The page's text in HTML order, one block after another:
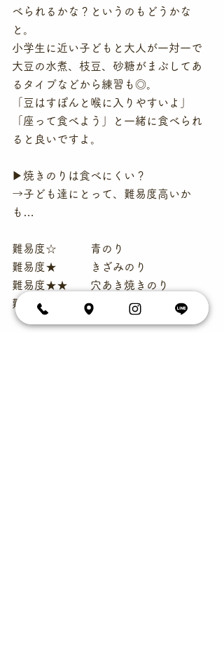
べられるかな？というのもどうかな
と。
小学生に近い子どもと大人が一対一で
大豆の水煮、枝豆、砂糖がまぶしてあ
るタイプなどから練習も◎。
「豆はすぽんと喉に入りやすいよ」
「座って食べよう」と一緒に食べられ
ると良いですよ。
▶焼きのりは食べにくい？
→子ども達にとって、難易度高いか
も…
難易度☆　　　青のり
難易度★　　　きざみのり
難易度★★　　穴あき焼きのり
難易度★★★　焼きのり